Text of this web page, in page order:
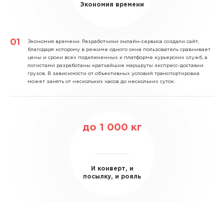
Экономия времени
Экономия времени. Разработчики онлайн-сервиса создали сайт,
благодаря которому в режиме одного окна пользователь сравнивает
цены и сроки всех подключенных к платформе курьерских служб, а
логистами разработаны кратчайшие маршруты экспресс-доставки
грузов. В зависимости от объективных условий транспортировка
может занять от нескольких часов до нескольких суток.
до 1 000 кг
И конверт, и
посылку, и рояль